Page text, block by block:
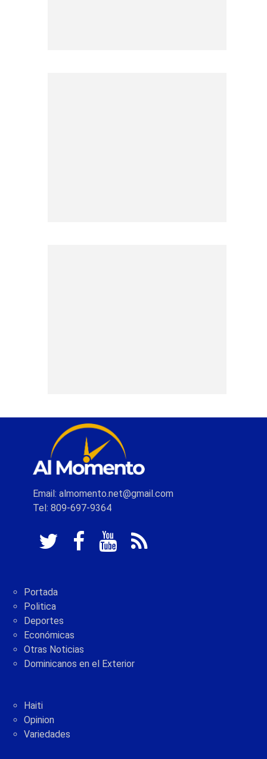
Email: almomento.net@gmail.com
Tel: 809-697-9364
Portada
Politica
Deportes
Económicas
Otras Noticias
Dominicanos en el Exterior
Haiti
Opinion
Variedades